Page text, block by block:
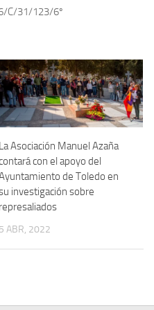
en Talavera de la Reina (1937-
1947 | Buscador
de Tembleque
y Militantes (1934-1939)
C/31/123/6º
La Asociación Manuel Azaña
con el apoyo del
de Toledo en
investigación sobre
represaliados
5 ABR, 2022